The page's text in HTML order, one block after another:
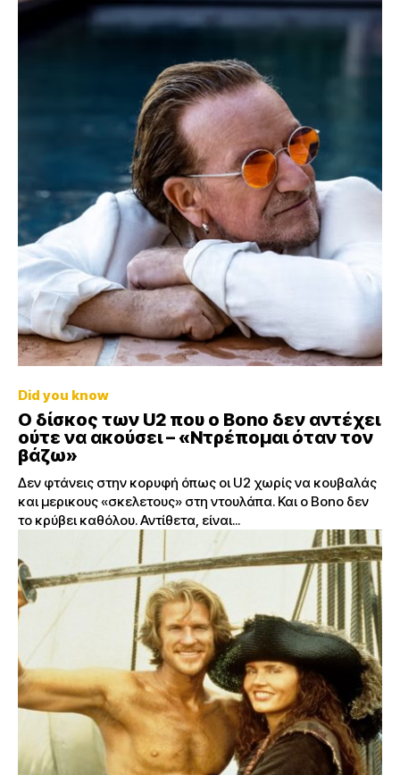
Did you know
Ο δίσκος των U2 που ο Bono δεν αντέχει
ούτε να ακούσει – «Ντρέπομαι όταν τον
βάζω»
Δεν φτάνεις στην κορυφή όπως οι U2 χωρίς να κουβαλάς
και μερικους «σκελετους» στη ντουλάπα. Και ο Bono δεν
το κρύβει καθόλου. Αντίθετα, είναι...